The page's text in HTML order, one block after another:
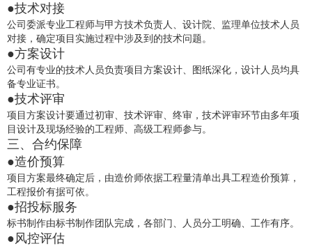
●技术对接
公司委派专业工程师与甲方技术负责人、设计院、监理单位技术人员
对接，确定项目实施过程中涉及到的技术问题。
●方案设计
公司有专业的技术人员负责项目方案设计、图纸深化，设计人员均具
备专业证书。
●技术评审
项目方案设计要通过初审、技术评审、终审，技术评审环节由多年项
目设计及现场经验的工程师、高级工程师参与。
三、合约保障
●造价预算
项目方案最终确定后，由造价师依据工程量清单出具工程造价预算，
工程报价有据可依。
●招投标服务
标书制作由标书制作团队完成，各部门、人员分工明确、工作有序。
●风控评估